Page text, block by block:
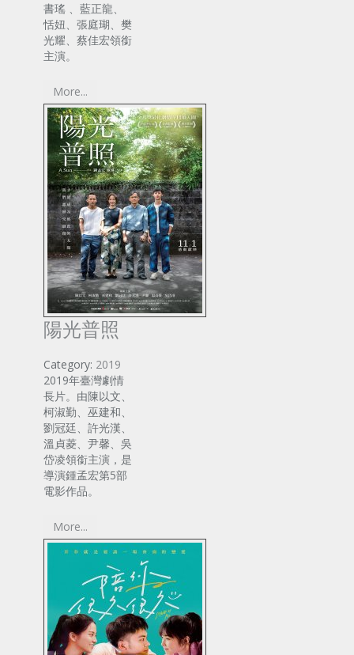
書瑤 、藍正龍、
恬妞、張庭瑚、樊
光耀、蔡佳宏領銜
主演。
More...
陽光普照
Category: 2019
2019年臺灣劇情
長片。由陳以文、
柯淑勤、巫建和、
劉冠廷、許光漢、
溫貞菱、尹馨、吳
岱凌領銜主演，是
導演鍾孟宏第5部
電影作品。
More...